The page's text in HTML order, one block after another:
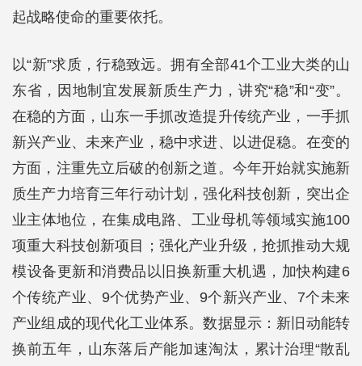
起战略使命的重要依托。
以“新”求质，行稳致远。拥有全部41个工业大类的山
东省，因地制宜发展新质生产力，讲究“稳”和“变”。
在稳的方面，山东一手抓改造提升传统产业，一手抓
新兴产业、未来产业，稳中求进、以进促稳。在变的
方面，注重先立后破的创新之道。今年开始就实施新
质生产力培育三年行动计划，强化科技创新，突出企
业主体地位，在集成电路、工业母机等领域实施100
项重大科技创新项目；强化产业升级，抢抓推动大规
模设备更新和消费品以旧换新重大机遇，加快构建6
个传统产业、9个优势产业、9个新兴产业、7个未来
产业组成的现代化工业体系。数据显示：新旧动能转
换前五年，山东落后产能加速淘汰，累计治理“散乱